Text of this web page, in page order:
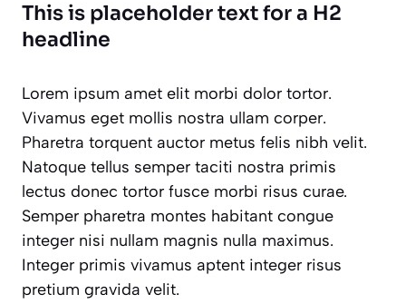
This is placeholder text for a H2
headline
Lorem ipsum amet elit morbi dolor tortor.
Vivamus eget mollis nostra ullam corper.
Pharetra torquent auctor metus felis nibh velit.
Natoque tellus semper taciti nostra primis
lectus donec tortor fusce morbi risus curae.
Semper pharetra montes habitant congue
integer nisi nullam magnis nulla maximus.
Integer primis vivamus aptent integer risus
pretium gravida velit.